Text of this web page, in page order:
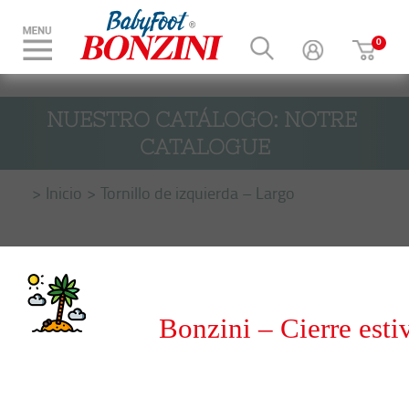
NUESTRO CATÁLOGO: NOTRE
CATALOGUE
Inicio Tornillo de izquierda – Largo
Bonzini – Cierre